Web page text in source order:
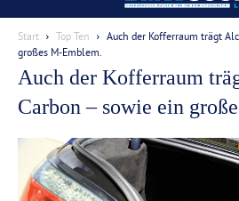
Start Top Ten
Auch der Kofferraum trägt
großes M-Emblem.
Auch der Kofferraum
Carbon – sowie ein